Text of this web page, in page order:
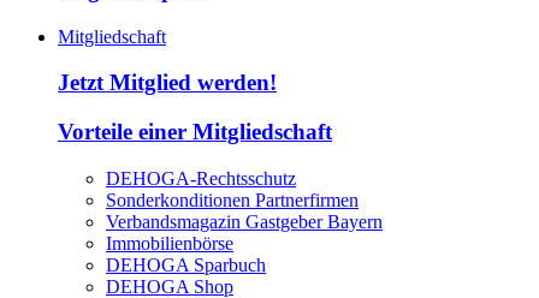
Mitgliedschaft
Jetzt Mitglied werden!
Vorteile einer Mitgliedschaft
DEHOGA-Rechtsschutz
Sonderkonditionen Partnerfirmen
Verbandsmagazin Gastgeber Bayern
Immobilienbörse
DEHOGA Sparbuch
DEHOGA Shop